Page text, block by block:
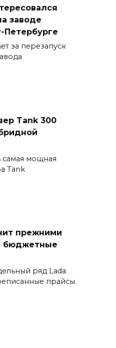
заводе
Петербурге
за перезапуск
Tank 300
самая мощная
Tank
прежними
бюджетные
ряд Lada
прайсы.